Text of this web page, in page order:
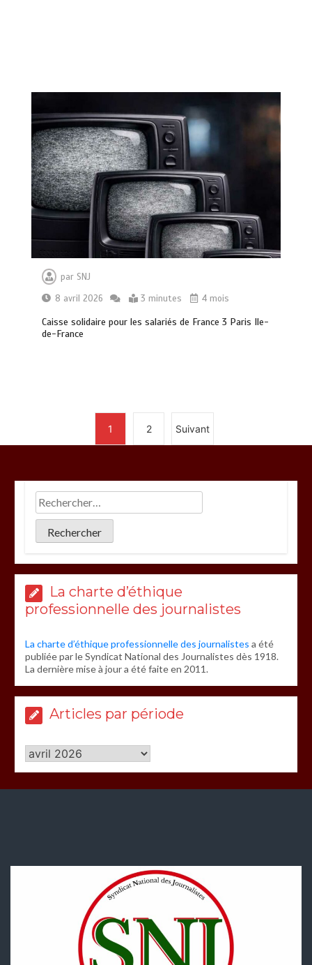
par SNJ
8 avril 2026
3 minutes 4 mois
Caisse solidaire pour les salariés de France 3 Paris Ile-
de-France
1 2 Suivant
La charte d’éthique
professionnelle des journalistes
La charte d’éthique professionnelle des journalistes a été
publiée par le Syndicat National des Journalistes dès 1918.
La dernière mise à jour a été faite en 2011.
Articles par période
Articles
par
période